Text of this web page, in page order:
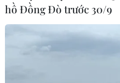
bạch, đồng thời tạo thuận lợi
thi hành.
hồ Đồng Đò trước 30/9